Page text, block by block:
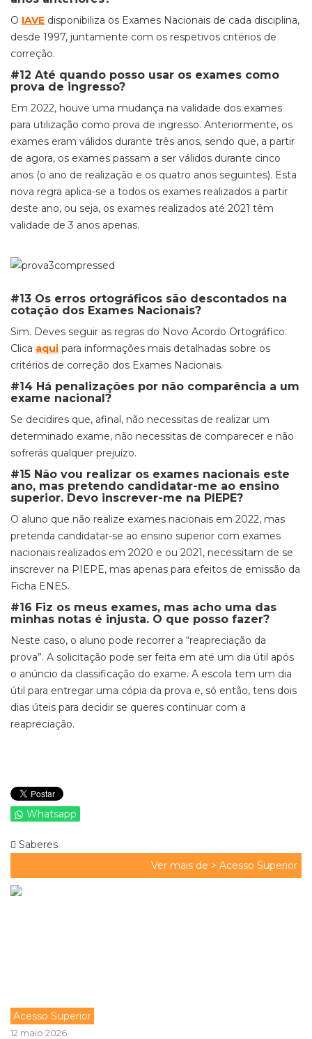
O IAVE disponibiliza os Exames Nacionais de cada disciplina,
desde 1997, juntamente com os respetivos critérios de
correção.
#12 Até quando posso usar os exames como
prova de ingresso?
Em 2022, houve uma mudança na validade dos exames
para utilização como prova de ingresso. Anteriormente, os
exames eram válidos durante três anos, sendo que, a partir
de agora, os exames passam a ser válidos durante cinco
anos (o ano de realização e os quatro anos seguintes). Esta
nova regra aplica-se a todos os exames realizados a partir
deste ano, ou seja, os exames realizados até 2021 têm
validade de 3 anos apenas.
#13 Os erros ortográficos são descontados na
cotação dos Exames Nacionais?
Sim. Deves seguir as regras do Novo Acordo Ortográfico.
Clica aqui para informações mais detalhadas sobre os
critérios de correção dos Exames Nacionais.
#14 Há penalizações por não comparência a um
exame nacional?
Se decidires que, afinal, não necessitas de realizar um
determinado exame, não necessitas de comparecer e não
sofrerás qualquer prejuízo.
#15 Não vou realizar os exames nacionais este
ano, mas pretendo candidatar-me ao ensino
superior. Devo inscrever-me na PIEPE?
O aluno que não realize exames nacionais em 2022, mas
pretenda candidatar-se ao ensino superior com exames
nacionais realizados em 2020 e ou 2021, necessitam de se
inscrever na PIEPE, mas apenas para efeitos de emissão da
Ficha ENES.
#16 Fiz os meus exames, mas acho uma das
minhas notas é injusta. O que posso fazer?
Neste caso, o aluno pode recorrer a “reapreciação da
prova”. A solicitação pode ser feita em até um dia útil após
o anúncio da classificação do exame. A escola tem um dia
útil para entregar uma cópia da prova e, só então, tens dois
dias úteis para decidir se queres continuar com a
reapreciação.
Whatsapp
Saberes
Ver mais de > Acesso Superior
Acesso Superior
12 maio 2026